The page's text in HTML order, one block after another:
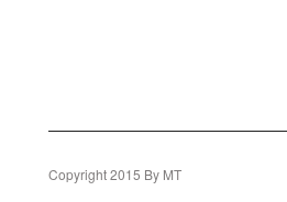
Copyright 2015 By MT